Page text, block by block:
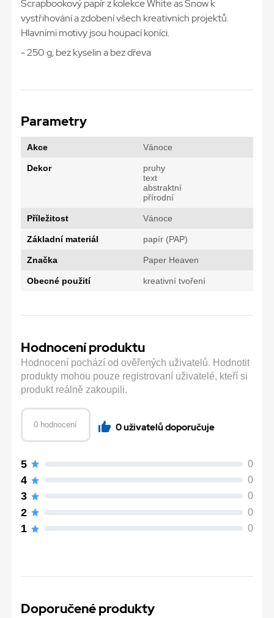
Scrapbookový papír z kolekce White as Snow k
vystřihování a zdobení všech kreativních projektů.
Hlavními motivy jsou houpací koníci.
- 250 g, bez kyselin a bez dřeva
Parametry
Akce Vánoce
Dekor
pruhy
text
abstraktní
přírodní
Příležitost Vánoce
Základní materiál papír (PAP)
Značka Paper Heaven
Obecné použití kreativní tvoření
Hodnocení produktu
Hodnocení pochází od ověřených uživatelů. Hodnotit
produkty mohou pouze registrovaní uživatelé, kteří si
produkt reálně zakoupili.
0 hodnocení 0 uživatelů doporučuje
5 0
4 0
3 0
2 0
1 0
Doporučené produkty